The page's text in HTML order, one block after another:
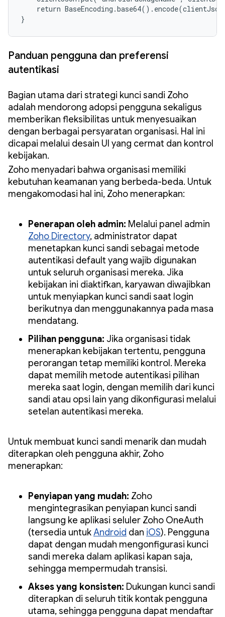
return
}
Panduan pengguna dan preferensi
autentikasi
Bagian utama dari strategi kunci sandi Zoho
adalah mendorong adopsi pengguna sekaligus
memberikan fleksibilitas untuk menyesuaikan
dengan berbagai persyaratan organisasi. Hal ini
dicapai melalui desain UI yang cermat dan kontrol
kebijakan.
Zoho menyadari bahwa organisasi memiliki
kebutuhan keamanan yang berbeda-beda. Untuk
mengakomodasi hal ini, Zoho menerapkan:
Penerapan oleh admin: Melalui panel admin
Zoho Directory, administrator dapat
menetapkan kunci sandi sebagai metode
autentikasi default yang wajib digunakan
untuk seluruh organisasi mereka. Jika
kebijakan ini diaktifkan, karyawan diwajibkan
untuk menyiapkan kunci sandi saat login
berikutnya dan menggunakannya pada masa
mendatang.
Pilihan pengguna: Jika organisasi tidak
menerapkan kebijakan tertentu, pengguna
perorangan tetap memiliki kontrol. Mereka
dapat memilih metode autentikasi pilihan
mereka saat login, dengan memilih dari kunci
sandi atau opsi lain yang dikonfigurasi melalui
setelan autentikasi mereka.
Untuk membuat kunci sandi menarik dan mudah
diterapkan oleh pengguna akhir, Zoho
menerapkan:
Penyiapan yang mudah: Zoho
mengintegrasikan penyiapan kunci sandi
langsung ke aplikasi seluler Zoho OneAuth
(tersedia untukAndroid dan iOS). Pengguna
dapat dengan mudah mengonfigurasi kunci
sandi mereka dalam aplikasi kapan saja,
sehingga mempermudah transisi.
Akses yang konsisten: Dukungan kunci sandi
diterapkan di seluruh titik kontak pengguna
utama, sehingga pengguna dapat mendaftar